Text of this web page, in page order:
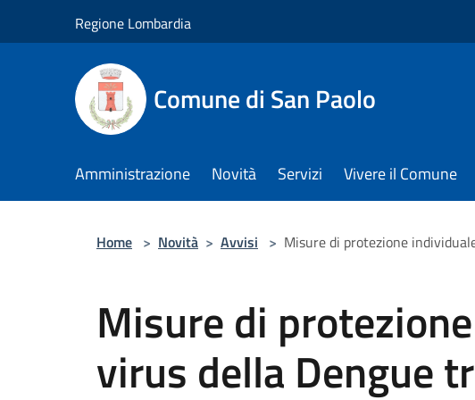
Regione Lombardia
Comune di San Paolo
Amministrazione Novità Servizi Vivere il Comune
Home > Novità > Avvisi > Misure di protezione
Misure di
virus della Dengue